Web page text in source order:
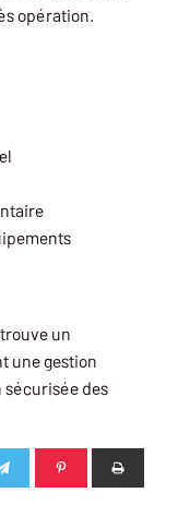
opération.
un
une gestion
des